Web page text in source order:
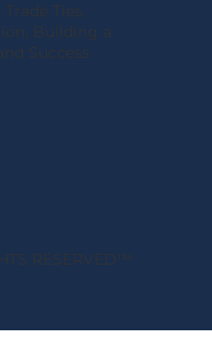
Ties,
Building a
Success
RESERVED